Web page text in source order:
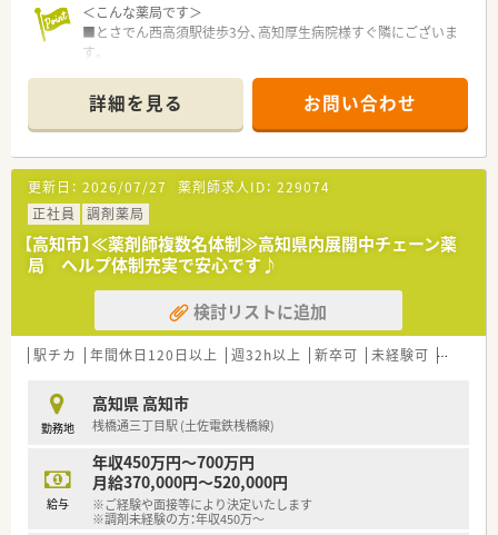
＜こんな薬局です＞
■とさでん西高須駅徒歩3分、高知厚生病院様すぐ隣にございま
す。
■業務効率化や正確な調剤を行うために電子薬歴・散剤分包機
（円盤）・二次元バーコードなど導入されています。
■薬剤師2名体制。管理薬剤師は女性です。
＜業務内容＞
■調剤・投薬・監査等、外来処方箋の対応全般をお願いいたしま
す。
■内科・整形外科・緩和ケアの診療を行っておられますので、これ
らの科目を主に応需しています。
■処方箋枚数は1日あたり平均80枚です。
■投薬口は1カ所。投薬は立ち投薬がメインとなります。
■在宅業務もございます。これまでのご経験や入社後の状況に
応じてご担当頂く場合がございます。
■ご入職後は店舗での実務を通じて一連の流れを習得頂きま
す。
ベテランの社員さんもおられますので安心です。
■認定薬剤師取得サポートとしてe-ラーニングの利用が可能で
す。
■1年に3回（3月、7月、11月）グループ内の薬剤師・看護師・ケアマ
ネージャー・看護師・事務職全ての職員を集めての勉強会を開か
詳細を見る お問い合わせ
更新日： 2026/07/27 薬剤師求人ID： 229074
正社員
調剤薬局
【高知市】≪薬剤師複数名体制≫高知県内展開中チェーン薬
局 ヘルプ体制充実で安心です♪
検討リストに追加
駅チカ 年間休日120日以上 週32h以上 新卒可 未経験可 ブラン
勤務地
高知県 高知市
桟橋通三丁目駅 (土佐電鉄桟橋線)
給与
年収450万円～700万円
月給370,000円～520,000円
※ご経験や面接等により決定いたします
※調剤未経験の方：年収450万～